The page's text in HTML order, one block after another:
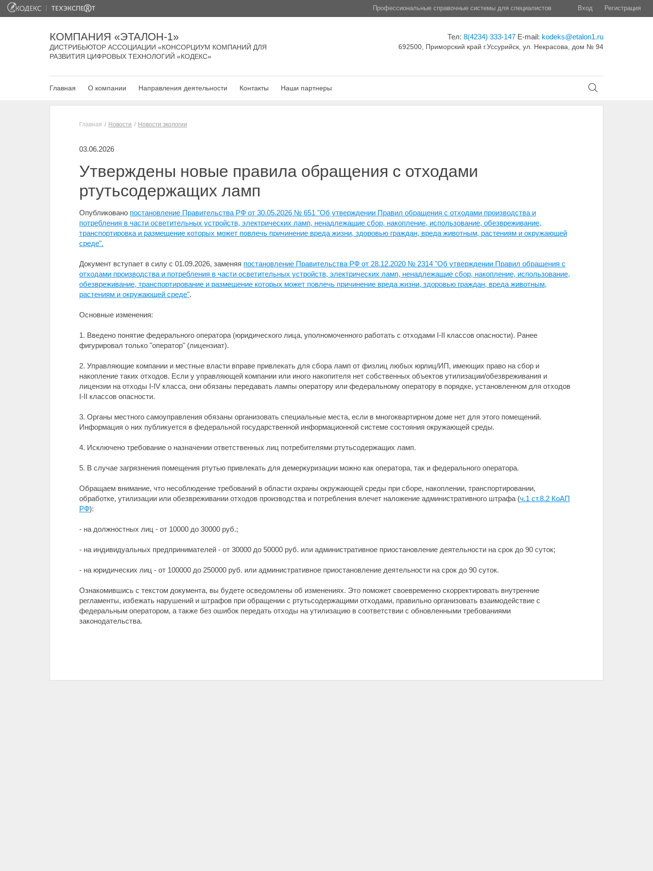
Профессиональные справочные системы для специалистов Вход Регистрация
КОМПАНИЯ «ЭТАЛОН-1»
ДИСТРИБЬЮТОР АССОЦИАЦИИ «КОНСОРЦИУМ КОМПАНИЙ ДЛЯ
РАЗВИТИЯ ЦИФРОВЫХ ТЕХНОЛОГИЙ «КОДЕКС»
Тел: 8(4234) 333-147 E-mail: kodeks@etalon1.ru
692500, Приморский край г.Уссурийск, ул. Некрасова, дом № 94
Главная О компании Направления деятельности Контакты Наши партнеры
Главная Новости Новости экологии
03.06.2026
Утверждены новые правила обращения с отходами
ртутьсодержащих ламп
Опубликовано постановление Правительства РФ от 30.05.2026 № 651 "Об утверждении Правил обращения с отходами производства и
потребления в части осветительных устройств, электрических ламп, ненадлежащие сбор, накопление, использование, обезвреживание,
транспортировка и размещение которых может повлечь причинение вреда жизни, здоровью граждан, вреда животным, растениям и окружающей
среде".
Документ вступает в силу с 01.09.2026, заменяя постановление Правительства РФ от 28.12.2020 № 2314 "Об утверждении Правил обращения с
отходами производства и потребления в части осветительных устройств, электрических ламп, ненадлежащие сбор, накопление, использование,
обезвреживание, транспортирование и размещение которых может повлечь причинение вреда жизни, здоровью граждан, вреда животным,
растениям и окружающей среде".
Основные изменения:
1. Введено понятие федерального оператора (юридического лица, уполномоченного работать с отходами I-II классов опасности). Ранее
фигурировал только "оператор" (лицензиат).
2. Управляющие компании и местные власти вправе привлекать для сбора ламп от физлиц любых юрлиц/ИП, имеющих право на сбор и
накопление таких отходов. Если у управляющей компании или иного накопителя нет собственных объектов утилизации/обезвреживания и
лицензии на отходы I-IV класса, они обязаны передавать лампы оператору или федеральному оператору в порядке, установленном для отходов
I-II классов опасности.
3. Органы местного самоуправления обязаны организовать специальные места, если в многоквартирном доме нет для этого помещений.
Информация о них публикуется в федеральной государственной информационной системе состояния окружающей среды.
4. Исключено требование о назначении ответственных лиц потребителями ртутьсодержащих ламп.
5. В случае загрязнения помещения ртутью привлекать для демеркуризации можно как оператора, так и федерального оператора.
Обращаем внимание, что несоблюдение требований в области охраны окружающей среды при сборе, накоплении, транспортировании,
обработке, утилизации или обезвреживании отходов производства и потребления влечет наложение административного штрафа (ч.1 ст.8.2 КоАП
РФ):
- на должностных лиц - от 10000 до 30000 руб.;
- на индивидуальных предпринимателей - от 30000 до 50000 руб. или административное приостановление деятельности на срок до 90 суток;
- на юридических лиц - от 100000 до 250000 руб. или административное приостановление деятельности на срок до 90 суток.
Ознакомившись с текстом документа, вы будете осведомлены об изменениях. Это поможет своевременно скорректировать внутренние
регламенты, избежать нарушений и штрафов при обращении с ртутьсодержащими отходами, правильно организовать взаимодействие с
федеральным оператором, а также без ошибок передать отходы на утилизацию в соответствии с обновленными требованиями
законодательства.